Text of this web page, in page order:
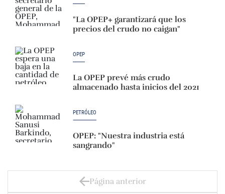
"La OPEP+ garantizará que los
precios del crudo no caigan"
OPEP
La OPEP prevé más crudo
almacenado hasta inicios del 2021
PETRÓLEO
OPEP: "Nuestra industria está
sangrando"
Página anterior